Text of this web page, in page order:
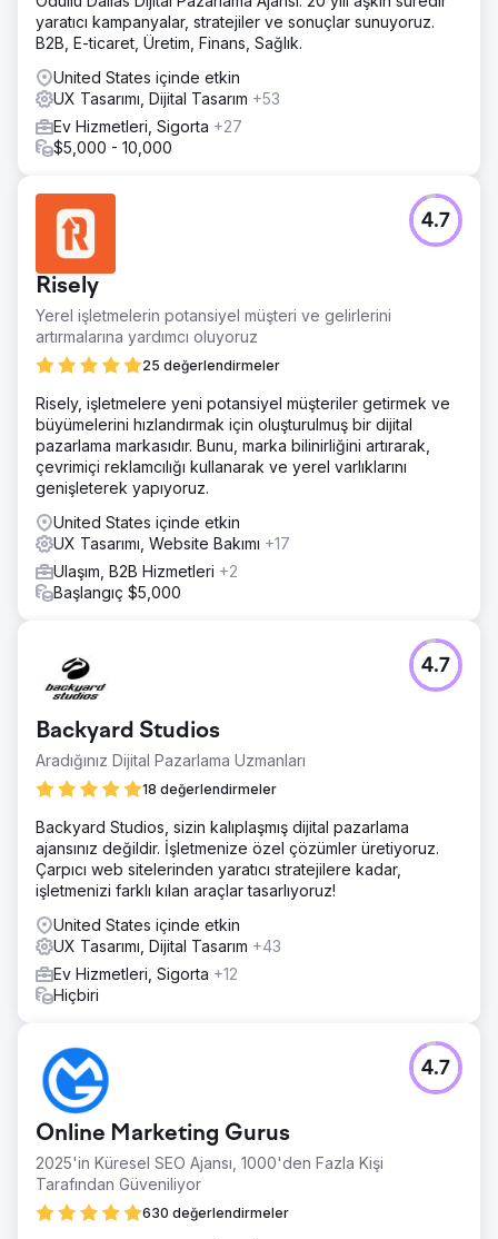
yaratıcı kampanyalar, stratejiler ve sonuçlar sunuyoruz.
B2B, E-ticaret, Üretim, Finans, Sağlık.
United States içinde etkin
UX Tasarımı, Dijital Tasarım +53
Ev Hizmetleri, Sigorta +27
$5,000 - 10,000
Risely
Yerel işletmelerin potansiyel müşteri ve gelirlerini
artırmalarına yardımcı oluyoruz
25 değerlendirmeler
4.7
Risely, işletmelere yeni potansiyel müşteriler getirmek ve
büyümelerini hızlandırmak için oluşturulmuş bir dijital
pazarlama markasıdır. Bunu, marka bilinirliğini artırarak,
çevrimiçi reklamcılığı kullanarak ve yerel varlıklarını
genişleterek yapıyoruz.
United States içinde etkin
UX Tasarımı, Website Bakımı +17
Ulaşım, B2B Hizmetleri +2
Başlangıç $5,000
Backyard Studios
Aradığınız Dijital Pazarlama Uzmanları
18 değerlendirmeler
4.7
Backyard Studios, sizin kalıplaşmış dijital pazarlama
ajansınız değildir. İşletmenize özel çözümler üretiyoruz.
Çarpıcı web sitelerinden yaratıcı stratejilere kadar,
işletmenizi farklı kılan araçlar tasarlıyoruz!
United States içinde etkin
UX Tasarımı, Dijital Tasarım +43
Ev Hizmetleri, Sigorta +12
Hiçbiri
Online Marketing Gurus
2025'in Küresel SEO Ajansı, 1000'den Fazla Kişi
Tarafından Güveniliyor
630 değerlendirmeler
4.7